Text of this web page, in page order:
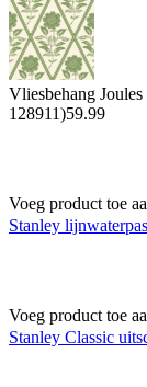
Vliesbehang
128911)59.99
Voeg product toe
Stanley lijnwaterpas
Voeg product toe
Stanley Classic